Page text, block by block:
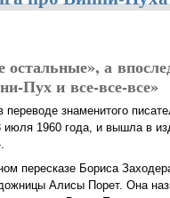
а
Пух и все-все-все»
переводе знаменитого
1960 года, и вышла в
пересказе Бориса
Алисы Порет. Она